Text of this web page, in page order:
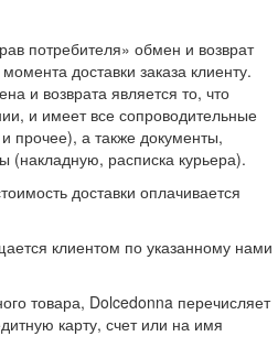
потребителя» обмен и возврат
доставки заказа клиенту.
и возврата является то, что
и имеет все сопроводительные
прочее), а также документы,
расписка курьера).
доставки оплачивается
клиентом по указанному нами
товара, Dolcedonna перечисляет
карту, счет или на имя